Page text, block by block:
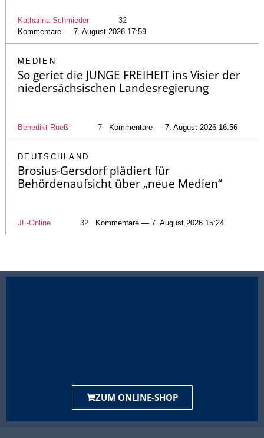
Katharina Schmieder
32
Kommentare — 7. August 2026 17:59
MEDIEN
So geriet die JUNGE FREIHEIT ins Visier der
niedersächsischen Landesregierung
Benedikt Rueß 7 Kommentare — 7. August 2026 16:56
DEUTSCHLAND
Brosius-Gersdorf plädiert für
Behördenaufsicht über „neue Medien“
JF-Online 32 Kommentare — 7. August 2026 15:24
ZUM ONLINE-SHOP